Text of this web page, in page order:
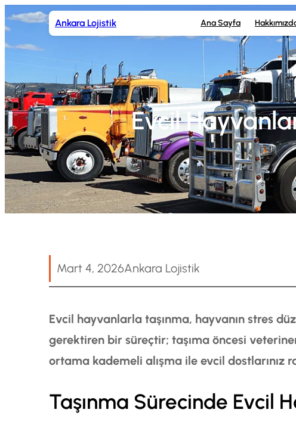
İçeriğe
geç
Ankara Lojistik Ana Sayfa
Evcil
Mart 4, 2026Ankara Lojistik
Evcil hayvanlarla taşınma, hayvanın stres
gerektiren bir süreçtir; taşıma öncesi
ortama kademeli alışma ile evcil dostlarınız
Taşınma Sürecinde Evcil